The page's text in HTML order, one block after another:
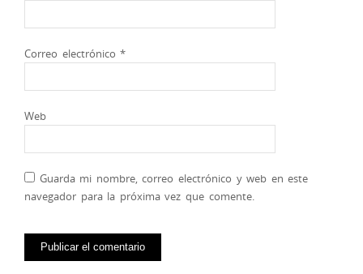
Correo electrónico*
Web
Guarda mi nombre, correo electrónico y web en este
navegador para la próxima vez que comente.